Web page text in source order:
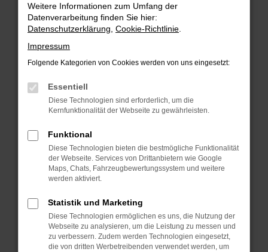
Überprüfe deine Firewall und deine
Internetverbindung.
Laden andere Webseiten, zum Beispiel deine
Suchmaschine?
Prüfe deine Browsererweiterungen.
können das Laden bestimmter Seiten
verhindern. Funktioniert die Seite in einem
Fenster?
Starte dein Gerät neu.
Das kann manchmal helfen, vorübergehende
Probleme zu beheben.
Betriebssystem auf dem neuesten Stand
sind.
Veraltete Software birgt nicht nur ein
Sicherheitsrisiko, sondern kann auch dazu
Weitere Informationen zum Umfang der
Datenverarbeitung finden Sie hier:
Datenschutzerklärung Cookie-Richtlinie
Impressum
Folgende Kategorien von Cookies werden von uns eingesetzt:
Essentiell
Diese Technologien sind erforderlich, um die
Kernfunktionalität der Webseite zu gewährleisten.
Funktional
Diese Technologien bieten die bestmögliche Funktionalität
der Webseite. Services von Drittanbietern wie Google
Maps, Chats, Fahrzeugbewertungssystem und weitere
werden aktiviert.
Statistik und Marketing
Diese Technologien ermöglichen es uns, die Nutzung der
Webseite zu analysieren, um die Leistung zu messen und
zu verbessern. Zudem werden Technologien eingesetzt,
die von dritten Werbetreibenden verwendet werden, um